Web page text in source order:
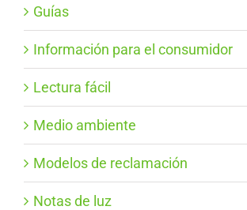
Guías
Información para el consumidor
Lectura fácil
Medio ambiente
Modelos de reclamación
Notas de luz